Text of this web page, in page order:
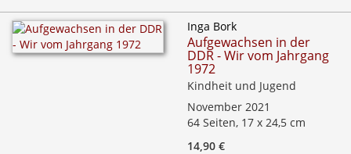
Inga Bork
Aufgewachsen in der
DDR - Wir vom Jahrgang
1972
Kindheit und Jugend
November 2021
64 Seiten, 17 x 24,5 cm
14,90 €